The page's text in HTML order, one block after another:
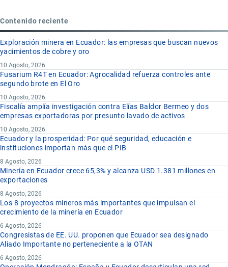
Contenido reciente
Exploración minera en Ecuador: las empresas que buscan nuevos
yacimientos de cobre y oro
10 Agosto, 2026
Fusarium R4T en Ecuador: Agrocalidad refuerza controles ante
segundo brote en El Oro
10 Agosto, 2026
Fiscalía amplía investigación contra Elías Baldor Bermeo y dos
empresas exportadoras por presunto lavado de activos
10 Agosto, 2026
Ecuador y la prosperidad: Por qué seguridad, educación e
instituciones importan más que el PIB
8 Agosto, 2026
Minería en Ecuador crece 65,3% y alcanza USD 1.381 millones en
exportaciones
8 Agosto, 2026
Los 8 proyectos mineros más importantes que impulsan el
crecimiento de la minería en Ecuador
6 Agosto, 2026
Congresistas de EE. UU. proponen que Ecuador sea designado
Aliado Importante no perteneciente a la OTAN
6 Agosto, 2026